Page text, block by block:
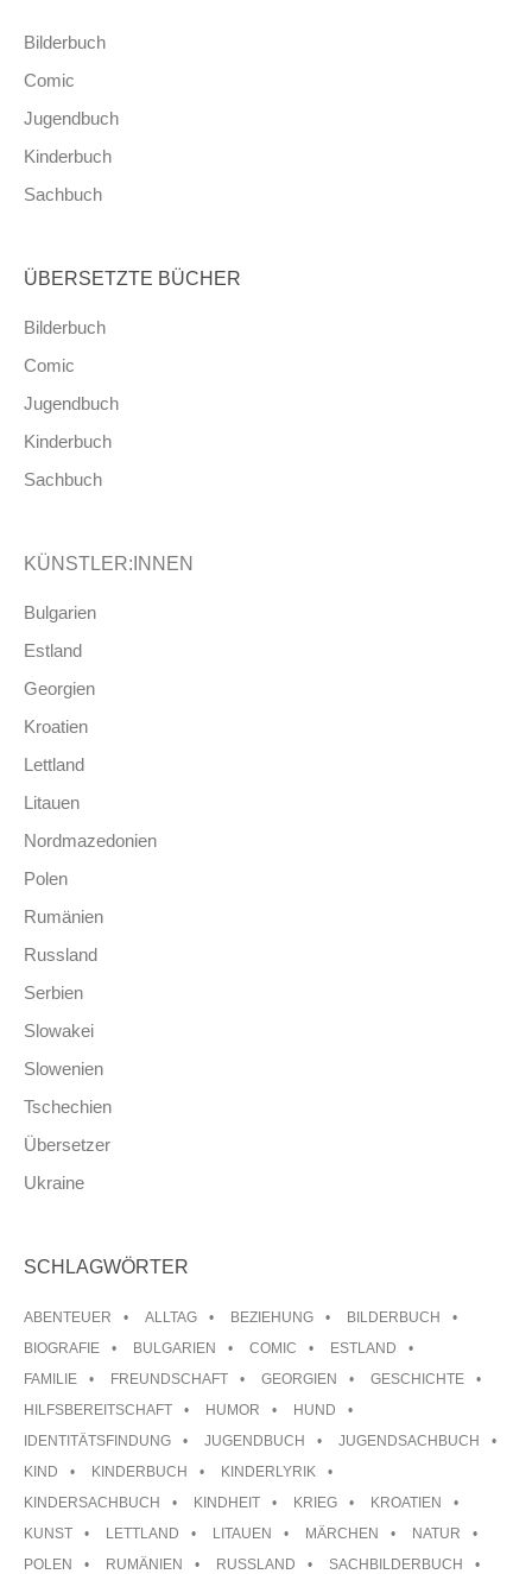
Bilderbuch
Comic
Jugendbuch
Kinderbuch
Sachbuch
ÜBERSETZTE BÜCHER
Bilderbuch
Comic
Jugendbuch
Kinderbuch
Sachbuch
KÜNSTLER:INNEN
Bulgarien
Estland
Georgien
Kroatien
Lettland
Litauen
Nordmazedonien
Polen
Rumänien
Russland
Serbien
Slowakei
Slowenien
Tschechien
Übersetzer
Ukraine
SCHLAGWÖRTER
ABENTEUER ALLTAG BEZIEHUNG
BILDERBUCH
BIOGRAFIE
BULGARIEN COMIC
ESTLAND
FAMILIE
FREUNDSCHAFT GEORGIEN
GESCHICHTE
HILFSBEREITSCHAFT
HUMOR
HUND
IDENTITÄTSFINDUNG
JUGENDBUCH
JUGENDSACHBUCH
KIND
KINDERBUCH
KINDERLYRIK
KINDERSACHBUCH
KINDHEIT KRIEG
KROATIEN
KUNST
LETTLAND LITAUEN MÄRCHEN
NATUR
POLEN
RUMÄNIEN RUSSLAND
SACHBILDERBUCH